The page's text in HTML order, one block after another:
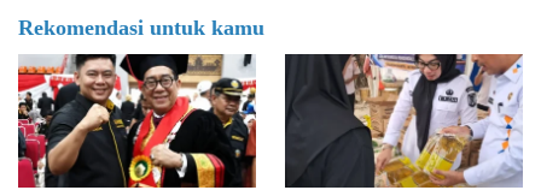
Rekomendasi untuk kamu